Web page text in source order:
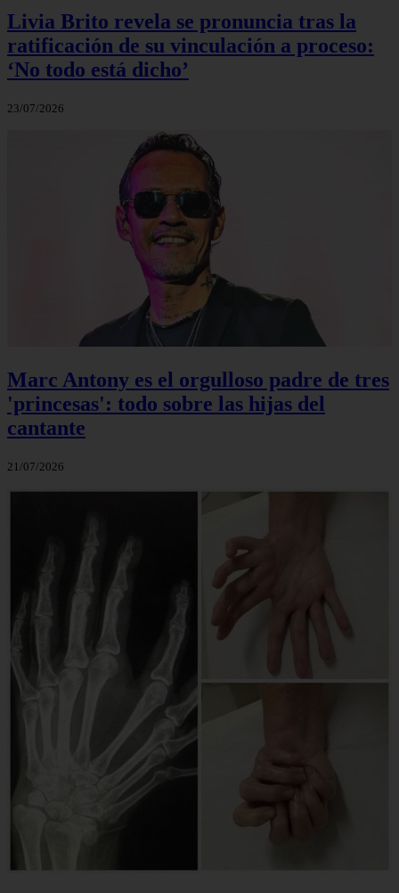
Livia Brito revela se pronuncia tras la
ratificación de su vinculación a proceso:
‘No todo está dicho’
23/07/2026
Marc Antony es el orgulloso padre de tres
'princesas': todo sobre las hijas del
cantante
21/07/2026